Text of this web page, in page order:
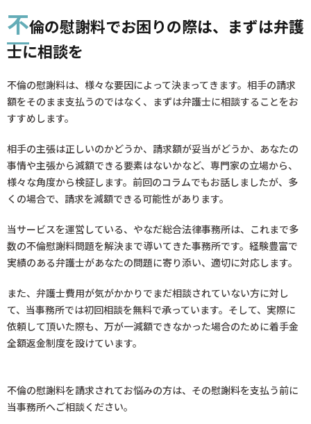
不倫の慰謝料でお困りの際は、まずは弁護
士に相談を
不倫の慰謝料は、様々な要因によって決まってきます。相手の請求
額をそのまま支払うのではなく、まずは弁護士に相談することをお
すすめします。
相手の主張は正しいのかどうか、請求額が妥当がどうか、あなたの
事情や主張から減額できる要素はないかなど、専門家の立場から、
様々な角度から検証します。前回のコラムでもお話しましたが、多
くの場合で、請求を減額できる可能性があります。
当サービスを運営している、やなだ総合法律事務所は、これまで多
数の不倫慰謝料問題を解決まで導いてきた事務所です。経験豊富で
実績のある弁護士があなたの問題に寄り添い、適切に対応します。
また、弁護士費用が気がかかりでまだ相談されていない方に対し
て、当事務所では初回相談を無料で承っています。そして、実際に
依頼して頂いた際も、万が一減額できなかった場合のために着手金
全額返金制度を設けています。
不倫の慰謝料を請求されてお悩みの方は、その慰謝料を支払う前に
当事務所へご相談ください。